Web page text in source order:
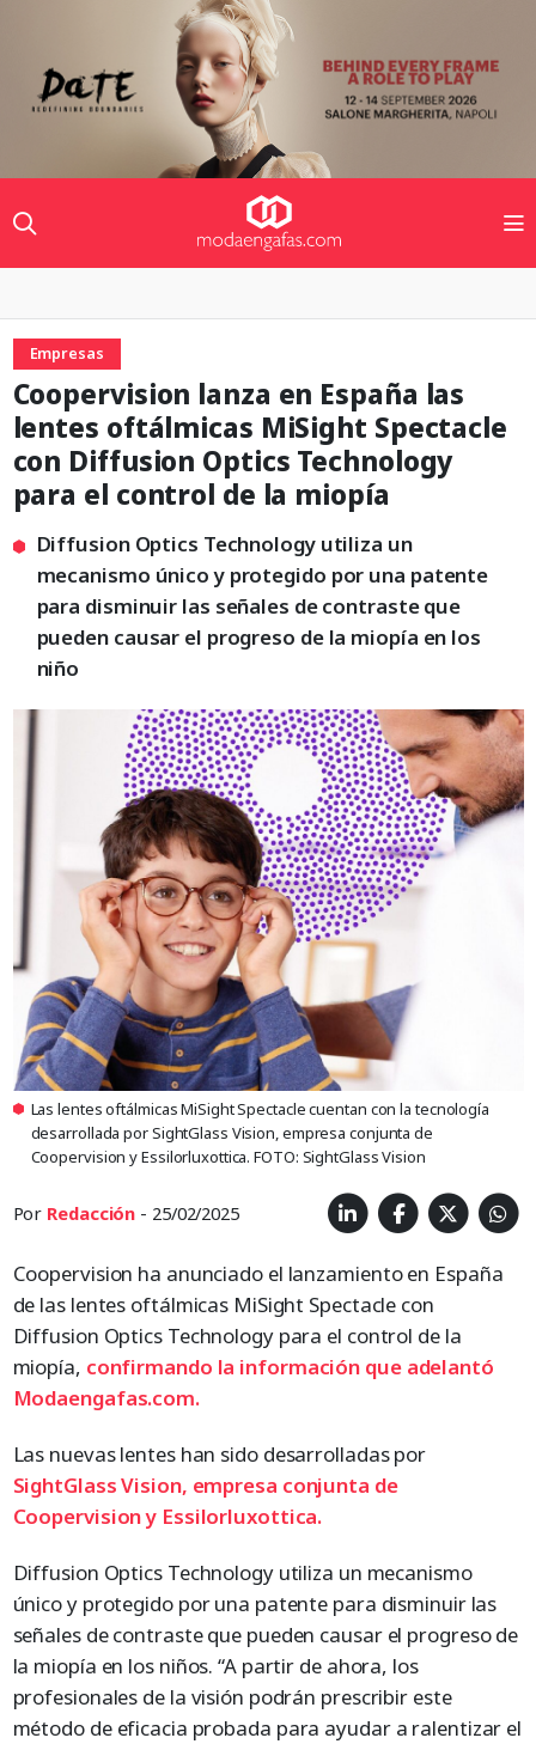
Empresas
Coopervision lanza en España las
lentes oftálmicas MiSight Spectacle
con Diffusion Optics Technology
para el control de la miopía
Diffusion Optics Technology utiliza un
mecanismo único y protegido por una patente
para disminuir las señales de contraste que
pueden causar el progreso de la miopía en los
niño
Las lentes oftálmicas MiSight Spectacle cuentan con la tecnología
desarrollada por SightGlass Vision, empresa conjunta de
Coopervision y Essilorluxottica. FOTO: SightGlass Vision
Por Redacción - 25/02/2025
Coopervision ha anunciado el lanzamiento en España
de las lentes oftálmicas MiSight Spectacle con
Diffusion Optics Technology para el control de la
miopía, confirmando la información que adelantó
Modaengafas.com.
Las nuevas lentes han sido desarrolladas por
SightGlass Vision, empresa conjunta de
Coopervision y Essilorluxottica.
Diffusion Optics Technology utiliza un mecanismo
único y protegido por una patente para disminuir las
señales de contraste que pueden causar el progreso de
la miopía en los niños. “A partir de ahora, los
profesionales de la visión podrán prescribir este
método de eficacia probada para ayudar a ralentizar el